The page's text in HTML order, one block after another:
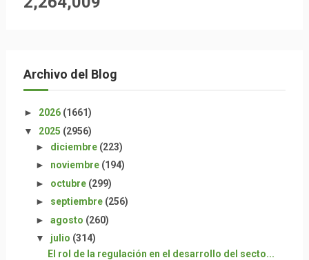
Archivo del Blog
► 2026 (1661)
▼ 2025 (2956)
► diciembre (223)
► noviembre (194)
► octubre (299)
► septiembre (256)
► agosto (260)
▼ julio (314)
El rol de la regulación en el desarrollo del secto...